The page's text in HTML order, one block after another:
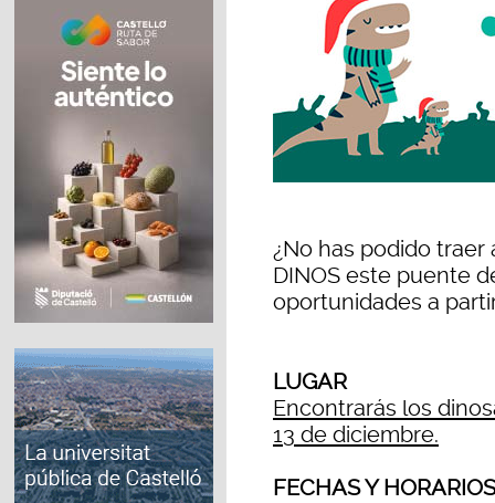
¿No has podido traer
DINOS este puente
oportunidades a
LUGAR
Encontrarás los
13 de diciembre.
FECHAS Y HORARIOS